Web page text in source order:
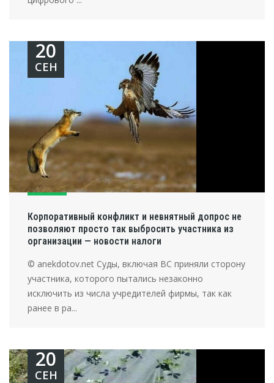
Корпоративный конфликт и невнятный допрос не
позволяют просто так выбросить участника из
организации — новости налоги
20
СЕН
© anekdotov.net Суды, включая ВС приняли сторону
участника, которого пытались незаконно
исключить из числа учредителей фирмы, так как
ранее в ра...
20
СЕН